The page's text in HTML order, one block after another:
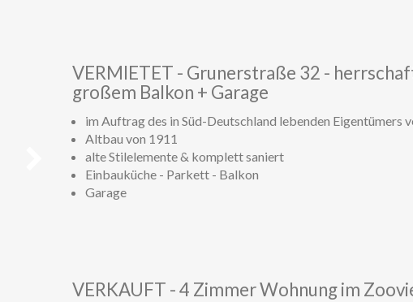
VERMIETET - Grunerstraße 32 -
großem Balkon + Garage
im Auftrag des in Süd-Deutschland lebenden Eigentümers
Altbau von 1911
alte Stilelemente & komplett saniert
Einbauküche - Parkett - Balkon
Garage
VERKAUFT - 4 Zimmer Wohnung im